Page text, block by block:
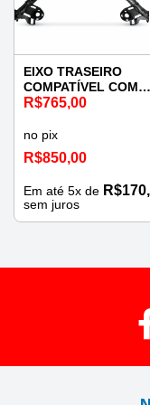
EIXO TRASEIRO
COMPATÍVEL COM
VOLKSWAGEN GOLF
1999 A 2013 E AUDI
1996 A 2006
R$765,00
no pix
R$850,00
Em até 5x de R$
sem juros